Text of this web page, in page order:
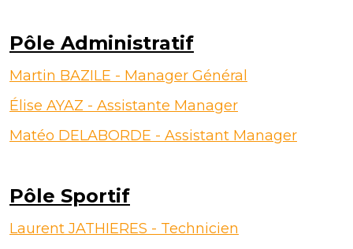
Pôle Administratif
Martin BAZILE - Manager Général
Élise AYAZ - Assistante Manager
Matéo DELABORDE - Assistant Manager
Pôle Sportif
Laurent JATHIERES - Technicien